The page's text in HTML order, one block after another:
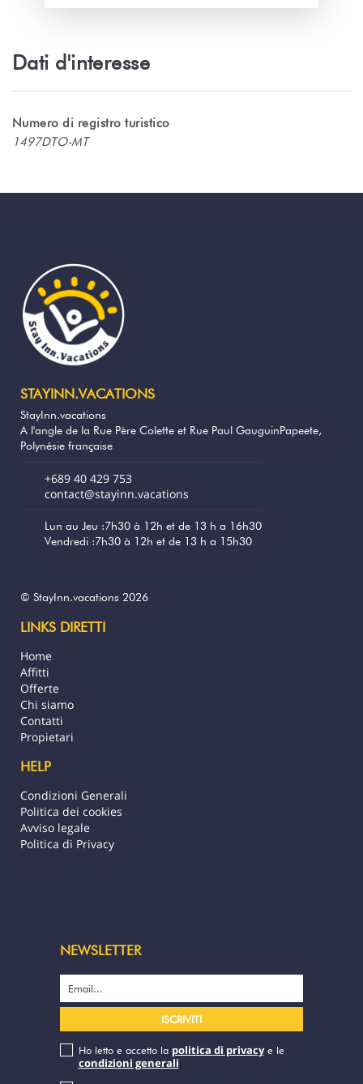
necessario per preparare i pasti, sedersi a
TV e un divano letto king size per il 5 ° e 6 °
letto adulto.
zona lettura per il relax.
Il bagno è dotato di un doppio lavabo,
una doccia e una toilette con
asciugacapelli a disposizione
Apprezzerai la tranquillità del luogo, la
commerciale Vaima, al mercato e ai
SAPERE:
La piscina si trova in alto e offre una vista
libera sul mare.
Il parcheggio è gratuito e gratuito, si può
Residence.
L'accesso all'edificio avviene tramite una
illimitato.
Tutte le prenotazioni sono soggette alla
Numero di registrazione : 1497DTO-MT
Dati d'interesse
Numero di registro turistico
1497DTO-MT
STAYINN.VACATIONS
StayInn.vacations
A l'angle de la Rue Père Colette et Rue Paul GauguinPapeete,
Polynésie française
+689 40 429 753
contact@stayinn.vacations
Lun au Jeu :7h30 à 12h et de 13 h a 16h30
Vendredi :7h30 à 12h et de 13 h a 15h30
© StayInn.vacations 2026
LINKS DIRETTI
Home
Affitti
Offerte
Chi siamo
Contatti
Propietari
HELP
Condizioni Generali
Politica dei cookies
Avviso legale
Politica di Privacy
NEWSLETTER
Ho letto e accetto la politica di privacye le
condizioni generali